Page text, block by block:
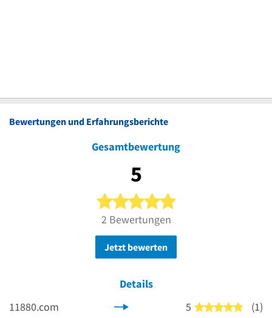
Bewertungen und Erfahrungsberichte
Gesamtbewertung
5
5 von 5 Sternen
2 Bewertungen
Jetzt bewerten
Details
11880.com
5 5 von
(1)